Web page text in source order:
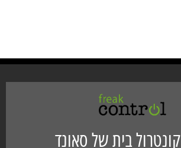
בית של סאונד